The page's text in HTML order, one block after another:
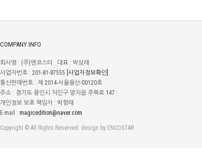
COMPANY INFO
회사명 : (주)엔코스타 대표 : 박상래
사업자번호 : 201-81-87555 [사업자정보확인]
통신판매번호 : 제 2014-서울용산-00120호
주소 : 경기도 용인시 처인구 양지읍 주북로 147
개인정보 보호 책임자 : 박향래
E-mail : magicedition@naver.com
Copyright © All Rights Reserved. design by ENCOSTAR